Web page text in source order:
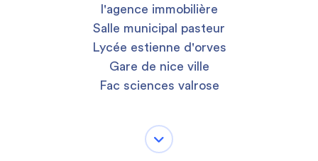
l'agence immobilière
Salle municipal pasteur
Lycée estienne d'orves
Gare de nice ville
Fac sciences valrose